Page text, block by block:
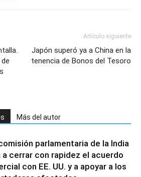
Artículo siguiente
Japón superó ya a China en la
tenencia de Bonos del Tesoro
Más del autor
parlamentaria de la India
a cerrar con rapidez el acuerdo
con EE. UU. y a apoyar a los